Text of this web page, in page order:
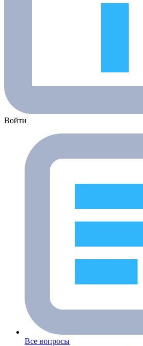
Войти
Все вопросы